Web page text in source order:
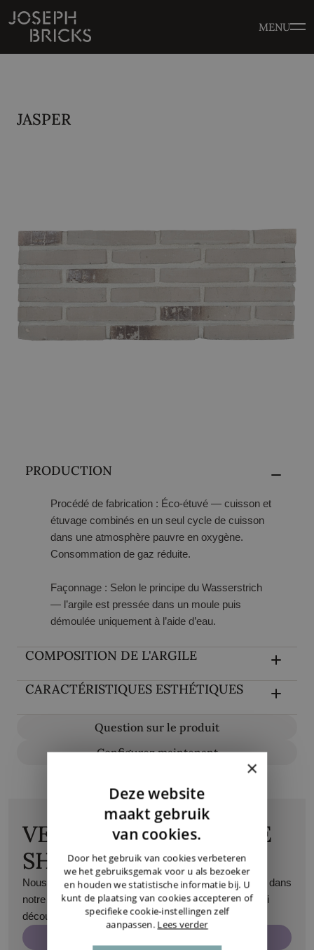
MENU
JASPER
PRODUCTION
Procédé de fabrication : Éco-étuvé — cuisson et
étuvage combinés en un seul cycle de cuisson
dans une atmosphère pauvre en oxygène.
Consommation de gaz réduite.
Façonnage : Selon le principe du Wasserstrich
— l’argile est pressée dans un moule puis
démoulée uniquement à l’aide d’eau.
COMPOSITION DE L'ARGILE
CARACTÉRISTIQUES ESTHÉTIQUES
Question sur le produit
Configurez maintenant
VENEZ VISITER NOTRE
SHOWROOM
Nous serons ravis de vous accueillir sur rendez-vous dans
notre showroom à Maasmechelen. Vous pourrez ainsi
découvrir tous nos produits de près.
GERMAN
×
Deze website
maakt gebruik
van cookies.
Door het gebruik van cookies verbeteren
we het gebruiksgemak voor u als bezoeker
en houden we statistische informatie bij. U
kunt de plaatsing van cookies accepteren of
specifieke cookie-instellingen zelf
aanpassen. Lees verder